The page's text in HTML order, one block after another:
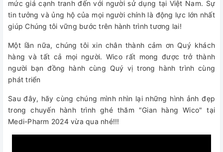
mức giá cạnh tranh đến với người sử dụng tại Việt Nam. Sự
tin tưởng và ủng hộ của mọi người chính là động lực lớn nhất
giúp Chúng tôi vững bước trên hành trình tương lai!
Một lần nữa, chúng tôi xin chân thành cảm ơn Quý khách
hàng và tất cả mọi người. Wico rất mong được trở thành
người bạn đồng hành cùng Quý vị trong hành trình cùng
phát triển
Sau đây, hãy cùng chúng mình nhìn lại những hình ảnh đẹp
trong chuyến hành trình ghé thăm "Gian hàng Wico" tại
Medi-Pharm 2024 vừa qua nhé!!!